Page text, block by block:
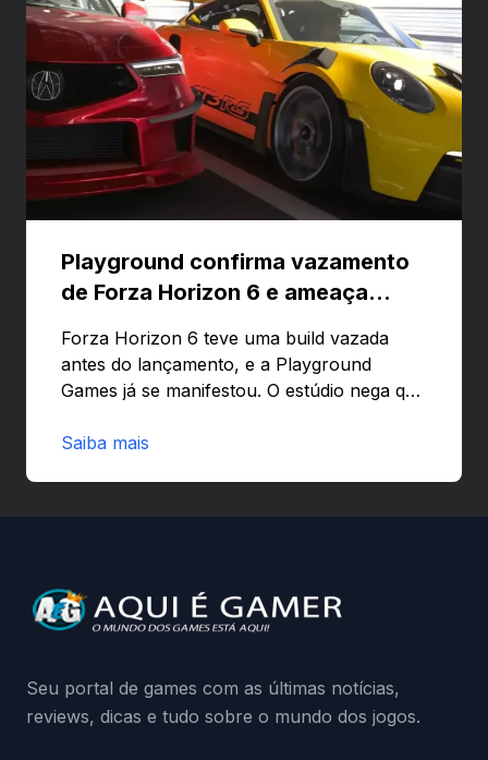
Playground confirma vazamento
de Forza Horizon 6 e ameaça
Forza Horizon 6 teve uma build vazada
antes do lançamento, e a Playground
Games já se manifestou. O estúdio nega que
preload e avisa que quem usar versões não
da Playground: negação do preload,
medidas contra acessos não autorizados
Saiba mais
Seu portal de games com as últimas notícias,
reviews, dicas e tudo sobre o mundo dos jogos.